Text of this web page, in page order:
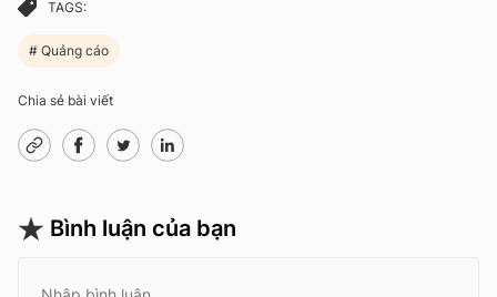
TAGS:
Quảng cáo
Chia sẻ bài viết
Bình luận của bạn